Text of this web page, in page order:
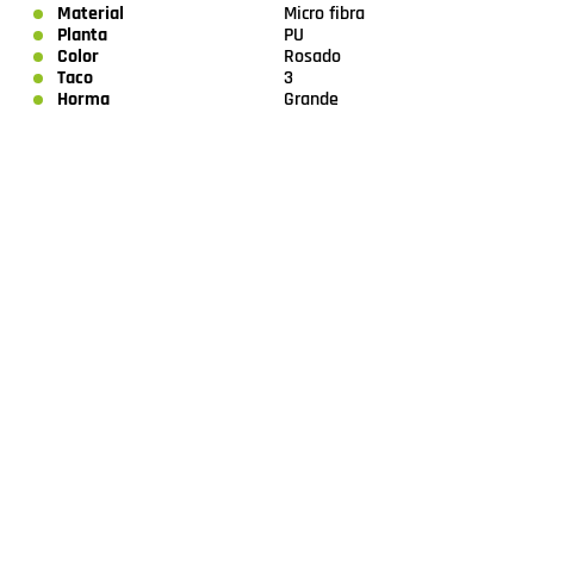
Material
Micro fibra
Planta
PU
Color
Rosado
Taco
3
Horma
Grande